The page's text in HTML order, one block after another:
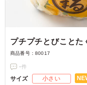
プチプチとびことた
商品番号： 80017
-件
サイズ 小さい